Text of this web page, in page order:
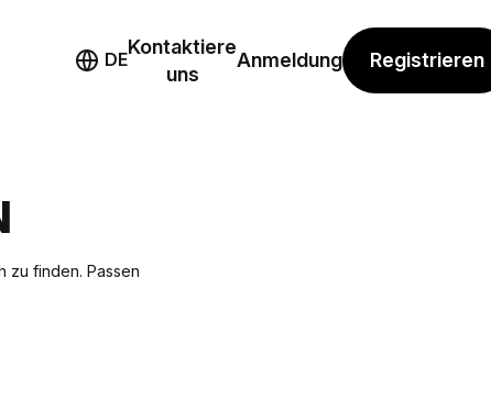
DE
Kontaktiere
uns
Anmeldung Registrieren
zu finden. Passen